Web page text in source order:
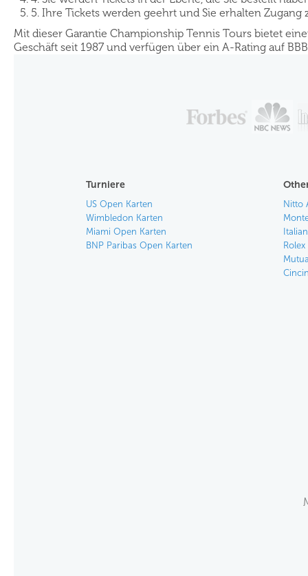
5. Ihre Tickets werden geehrt und Sie erhalten
Mit dieser Garantie Championship Tennis Tours bietet
Geschäft seit 1987 und verfügen über ein A-Rating auf
Turniere
US Open Karten
Wimbledon Karten
Miami Open Karten
BNP Paribas Open Karten
Nitto